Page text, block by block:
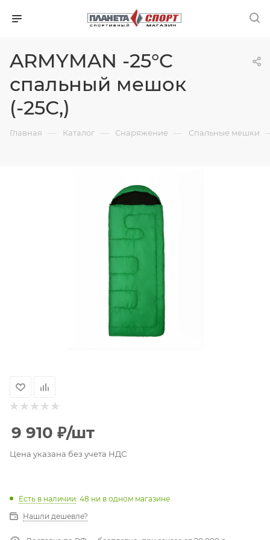
ARMYMAN -25°C
спальный мешок
(-25С,)
Главная — Каталог — Снаряжение — Спальные мешки
9 910 ₽/шт
Цена указана без учета НДС
Есть в наличии: 48 ни в одном магазине
Нашли дешевле?